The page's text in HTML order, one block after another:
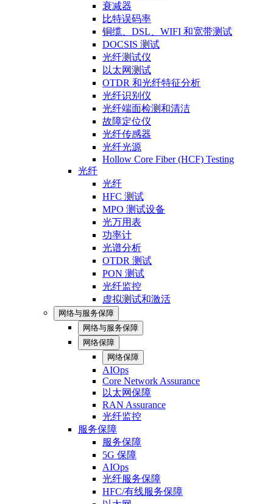
衰减器
比特误码率
铜缆、DSL、WIFI 和宽带测试
DOCSIS 测试
光纤测试仪
以太网测试
OTDR 和光纤特征分析
光纤识别仪
光纤端面检测和清洁
故障定位仪
光纤传感器
光纤光源
Hollow Core Fiber (HCF) Testing
光纤
光纤
HFC 测试
MPO 测试设备
光万用表
功率计
光谱分析
OTDR 测试
PON 测试
光纤监控
虚拟测试和激活
网络与服务保障
网络与服务保障
网络保障
网络保障
AIOps
Core Network Assurance
以太网保障
RAN Assurance
光纤监控
服务保障
服务保障
5G 保障
AIOps
光纤服务保障
HFC/有线服务保障